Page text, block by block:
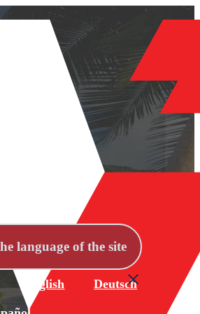
language of the site
English Deutsch